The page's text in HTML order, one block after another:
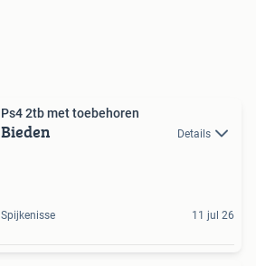
Ps4 2tb met toebehoren
Bieden Details
Spijkenisse 11 jul 26